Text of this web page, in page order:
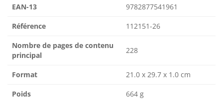
EAN-13 9782877541961
Référence 112151-26
Nombre de pages de contenu
principal
228
Format 21.0 x 29.7 x 1.0 cm
Poids 664 g